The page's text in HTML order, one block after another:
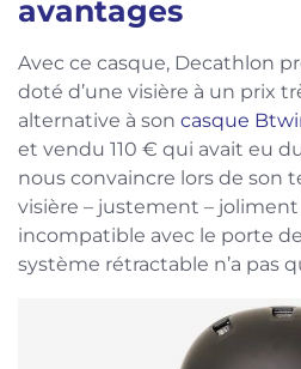
avantages
Avec ce casque, Decathlon
doté d’une visière à un prix
alternative à son casque
et vendu 110 € qui avait eu
nous convaincre lors de son
visière – justement –
incompatible avec le porte
système rétractable n’a pas